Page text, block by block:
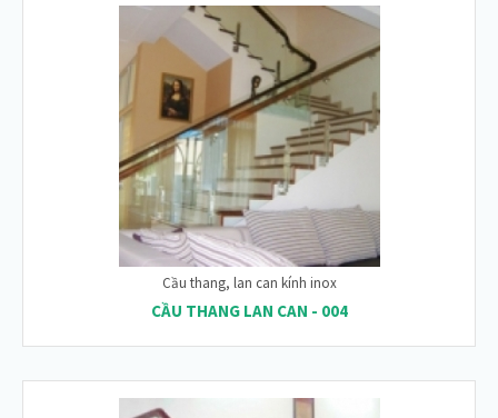
Cầu thang, lan can kính inox
CẦU THANG LAN CAN - 004